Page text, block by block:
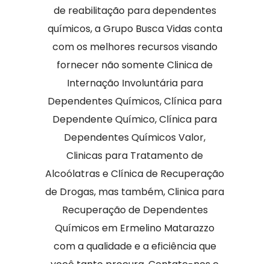
de reabilitação para dependentes
químicos, a Grupo Busca Vidas conta
com os melhores recursos visando
fornecer não somente Clinica de
Internação Involuntária para
Dependentes Químicos, Clínica para
Dependente Químico, Clínica para
Dependentes Químicos Valor,
Clinicas para Tratamento de
Alcoólatras e Clínica de Recuperação
de Drogas, mas também, Clinica para
Recuperação de Dependentes
Químicos em Ermelino Matarazzo
com a qualidade e a eficiência que